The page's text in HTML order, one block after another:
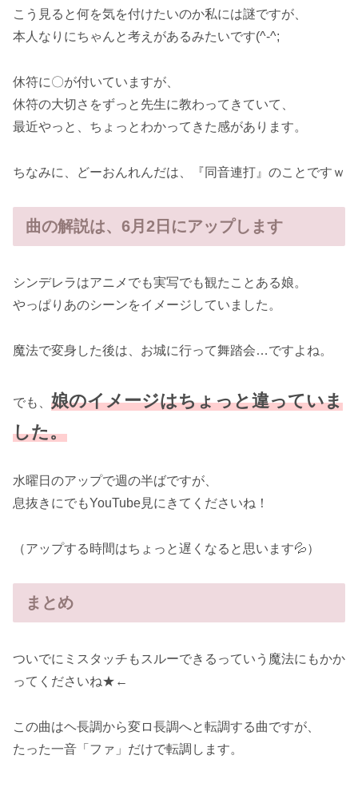
こう見ると何を気を付けたいのか私には謎ですが、
本人なりにちゃんと考えがあるみたいです(^-^;
休符に〇が付いていますが、
休符の大切さをずっと先生に教わってきていて、
最近やっと、ちょっとわかってきた感があります。
ちなみに、どーおんれんだは、『同音連打』のことですｗ
曲の解説は、6月2日にアップします
シンデレラはアニメでも実写でも観たことある娘。
やっぱりあのシーンをイメージしていました。
魔法で変身した後は、お城に行って舞踏会…ですよね。
でも、 娘のイメージはちょっと違っていま
した。
水曜日のアップで週の半ばですが、
息抜きにでもYouTube見にきてくださいね！
（アップする時間はちょっと遅くなると思います💦）
まとめ
ついでにミスタッチもスルーできるっていう魔法にもかか
ってくださいね★←
この曲はヘ長調から変ロ長調へと転調する曲ですが、
たった一音「ファ」だけで転調します。